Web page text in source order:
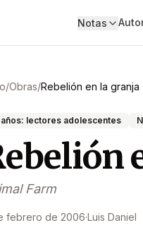
Notas
/Obras/Rebelión en la granja
años: lectores adolescentes
Farm
febrero de 2006·Luis Daniel